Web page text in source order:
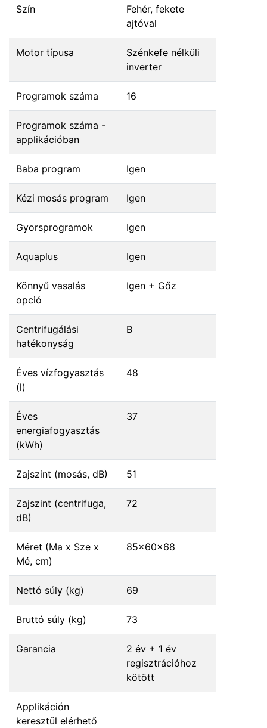
Szín
Fehér, fekete
ajtóval
Motor típusa
Szénkefe nélküli
inverter
Programok száma 16
Programok száma -
applikációban
Baba program Igen
Kézi mosás program Igen
Gyorsprogramok Igen
Aquaplus Igen
Könnyű vasalás
opció
Igen + Gőz
Centrifugálási
hatékonyság
B
Éves vízfogyasztás
(l)
48
Éves
energiafogyasztás
(kWh)
37
Zajszint (mosás, dB) 51
Zajszint (centrifuga,
dB)
72
Méret (Ma x Sze x
Mé, cm)
85x60x68
Nettó súly (kg) 69
Bruttó súly (kg) 73
Garancia
2 év + 1 év
regisztrációhoz
kötött
Applikáción
keresztül elérhető